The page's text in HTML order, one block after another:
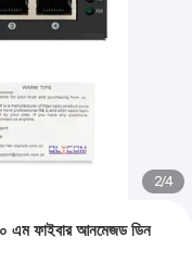
2/4
এম ফাইবার আনমেজড ডিন